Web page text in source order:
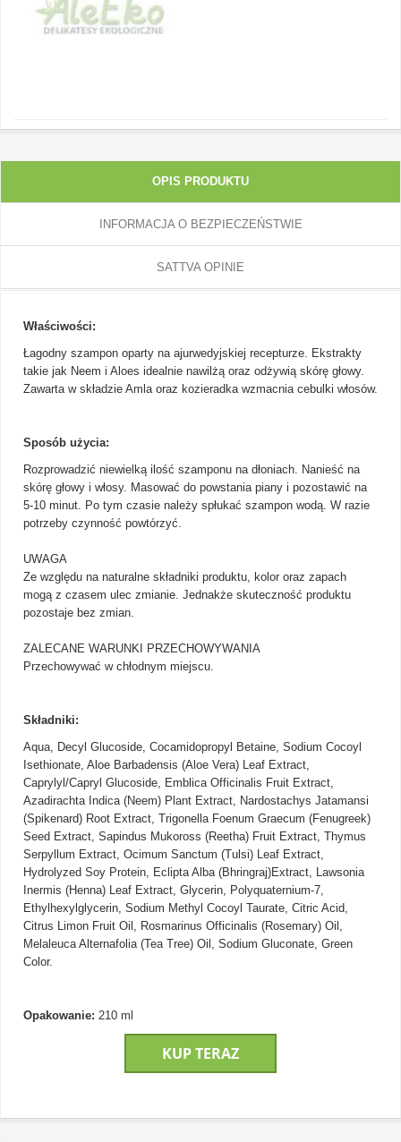
OPIS PRODUKTU
INFORMACJA O BEZPIECZEŃSTWIE
SATTVA OPINIE
Właściwości:
Łagodny szampon oparty na ajurwedyjskiej recepturze. Ekstrakty
takie jak Neem i Aloes idealnie nawilżą oraz odżywią skórę głowy.
Zawarta w składzie Amla oraz kozieradka wzmacnia cebulki włosów.
Sposób użycia:
Rozprowadzić niewielką ilość szamponu na dłoniach. Nanieść na
skórę głowy i włosy. Masować do powstania piany i pozostawić na
5-10 minut. Po tym czasie należy spłukać szampon wodą. W razie
potrzeby czynność powtórzyć.
UWAGA
Ze względu na naturalne składniki produktu, kolor oraz zapach
mogą z czasem ulec zmianie. Jednakże skuteczność produktu
pozostaje bez zmian.
ZALECANE WARUNKI PRZECHOWYWANIA
Przechowywać w chłodnym miejscu.
Składniki:
Aqua, Decyl Glucoside, Cocamidopropyl Betaine, Sodium Cocoyl
Isethionate, Aloe Barbadensis (Aloe Vera) Leaf Extract,
Caprylyl/Capryl Glucoside, Emblica Officinalis Fruit Extract,
Azadirachta Indica (Neem) Plant Extract, Nardostachys Jatamansi
(Spikenard) Root Extract, Trigonella Foenum Graecum (Fenugreek)
Seed Extract, Sapindus Mukoross (Reetha) Fruit Extract, Thymus
Serpyllum Extract, Ocimum Sanctum (Tulsi) Leaf Extract,
Hydrolyzed Soy Protein, Eclipta Alba (Bhringraj)Extract, Lawsonia
Inermis (Henna) Leaf Extract, Glycerin, Polyquaternium-7,
Ethylhexylglycerin, Sodium Methyl Cocoyl Taurate, Citric Acid,
Citrus Limon Fruit Oil, Rosmarinus Officinalis (Rosemary) Oil,
Melaleuca Alternafolia (Tea Tree) Oil, Sodium Gluconate, Green
Color.
Opakowanie: 210 ml
KUP TERAZ